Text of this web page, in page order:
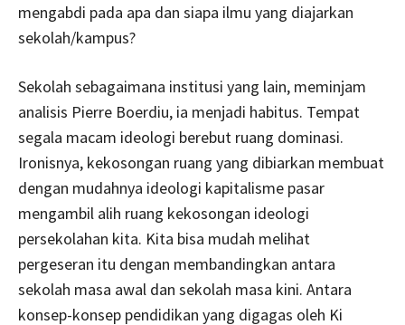
mengabdi pada apa dan siapa ilmu yang diajarkan
sekolah/kampus?
Sekolah sebagaimana institusi yang lain, meminjam
analisis Pierre Boerdiu, ia menjadi habitus. Tempat
segala macam ideologi berebut ruang dominasi.
Ironisnya, kekosongan ruang yang dibiarkan membuat
dengan mudahnya ideologi kapitalisme pasar
mengambil alih ruang kekosongan ideologi
persekolahan kita. Kita bisa mudah melihat
pergeseran itu dengan membandingkan antara
sekolah masa awal dan sekolah masa kini. Antara
konsep-konsep pendidikan yang digagas oleh Ki